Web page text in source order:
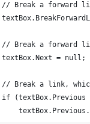
// Break a forward
// Break a forward
textBox.Next = null;
// Break a link,
if